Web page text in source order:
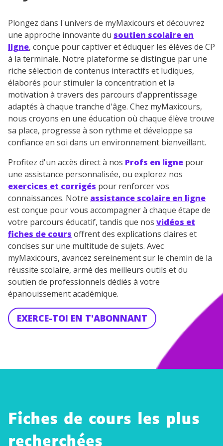
Plongez dans l'univers de myMaxicours et découvrez
une approche innovante du soutien scolaire en
ligne, conçue pour captiver et éduquer les élèves de CP
à la terminale. Notre plateforme se distingue par une
riche sélection de contenus interactifs et ludiques,
élaborés pour stimuler la concentration et la
motivation à travers des parcours d'apprentissage
adaptés à chaque tranche d'âge. Chez myMaxicours,
nous croyons en une éducation où chaque élève trouve
sa place, progresse à son rythme et développe sa
confiance en soi dans un environnement bienveillant.
Profitez d'un accès direct à nos Profs en ligne pour
une assistance personnalisée, ou explorez nos
exercices et corrigés pour renforcer vos
connaissances. Notre assistance scolaire en ligne
est conçue pour vous accompagner à chaque étape de
votre parcours éducatif, tandis que nos vidéos et
fiches de cours offrent des explications claires et
concises sur une multitude de sujets. Avec
myMaxicours, avancez sereinement sur le chemin de la
réussite scolaire, armé des meilleurs outils et du
soutien de professionnels dédiés à votre
épanouissement académique.
EXERCE-TOI EN T'ABONNANT
Fiches de cours les plus
recherchées